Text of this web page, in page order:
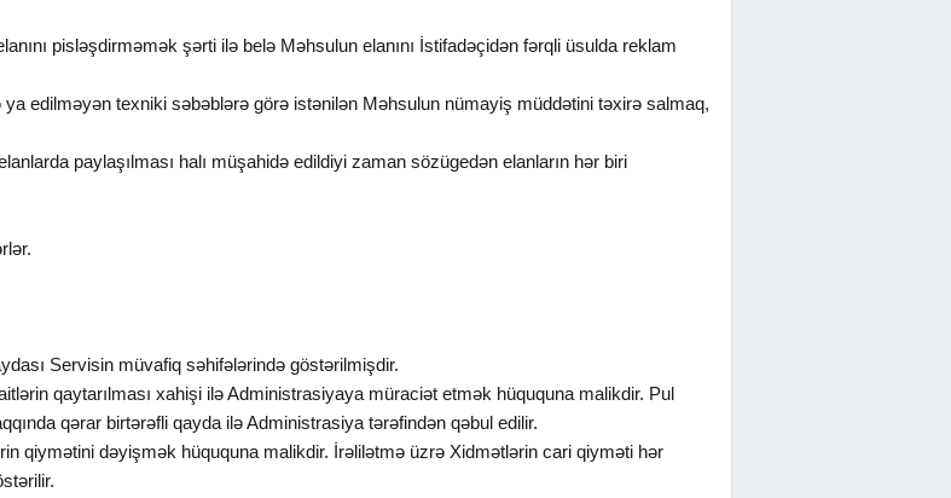
pisləşdirməmək şərti ilə belə Məhsulun elanını İstifadəçidən fərqli üsulda reklam
edilməyən texniki səbəblərə görə istənilən Məhsulun nümayiş müddətini təxirə salmaq,
paylaşılması halı müşahidə edildiyi zaman sözügedən elanların hər biri
Servisin müvafiq səhifələrində göstərilmişdir.
qaytarılması xahişi ilə Administrasiyaya müraciət etmək hüququna malikdir. Pul
qərar birtərəfli qayda ilə Administrasiya tərəfindən qəbul edilir.
qiymətini dəyişmək hüququna malikdir. İrəlilətmə üzrə Xidmətlərin cari qiyməti hər